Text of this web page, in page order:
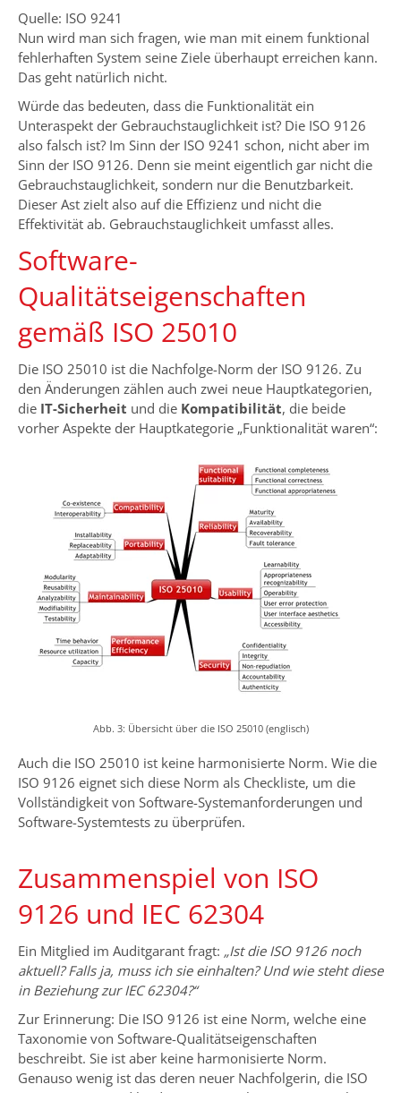
Quelle: ISO 9241
Nun wird man sich fragen, wie man mit einem funktional
fehlerhaften System seine Ziele überhaupt erreichen kann.
Das geht natürlich nicht.
Würde das bedeuten, dass die Funktionalität ein
Unteraspekt der Gebrauchstauglichkeit ist? Die ISO 9126
also falsch ist? Im Sinn der ISO 9241 schon, nicht aber im
Sinn der ISO 9126. Denn sie meint eigentlich gar nicht die
Gebrauchstauglichkeit, sondern nur die Benutzbarkeit.
Dieser Ast zielt also auf die Effizienz und nicht die
Effektivität ab. Gebrauchstauglichkeit umfasst alles.
Software-
Qualitätseigenschaften
gemäß ISO 25010
Die ISO 25010 ist die Nachfolge-Norm der ISO 9126. Zu
den Änderungen zählen auch zwei neue Hauptkategorien,
die IT-Sicherheit und die Kompatibilität, die beide
vorher Aspekte der Hauptkategorie „Funktionalität waren“:
Abb. 3: Übersicht über die ISO 25010 (englisch)
Auch die ISO 25010 ist keine harmonisierte Norm. Wie die
ISO 9126 eignet sich diese Norm als Checkliste, um die
Vollständigkeit von Software-Systemanforderungen und
Software-Systemtests zu überprüfen.
Zusammenspiel von ISO
9126 und IEC 62304
Ein Mitglied im Auditgarant fragt: „Ist die ISO 9126 noch
aktuell? Falls ja, muss ich sie einhalten? Und wie steht diese
in Beziehung zur IEC 62304?“
Zur Erinnerung: Die ISO 9126 ist eine Norm, welche eine
Taxonomie von Software-Qualitätseigenschaften
beschreibt. Sie ist aber keine harmonisierte Norm.
Genauso wenig ist das deren neuer Nachfolgerin, die ISO